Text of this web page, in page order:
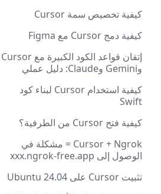
كيفية تخصيص سمة Cursor
كيفية دمج Cursor مع Figma
إتقان قواعد الكود الكبيرة مع Cursor
وGemini وClaude: دليل عملي
كيفية استخدام Cursor لبناء كود
Swift
كيفية فتح Cursor من الطرفية؟
Cursor + Ngrok = مشكلة في
الوصول إلى xxx.ngrok-free.app
تثبيت Cursor على Ubuntu 24.04